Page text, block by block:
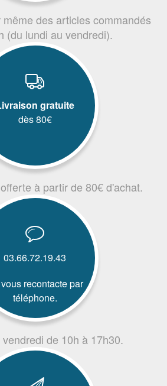
des articles commandés
(du lundi au vendredi).
gratuite
dès 80€
à partir de 80€ d'achat.
03.66.72.19.43
recontacte par
téléphone.
de 10h à 17h30.